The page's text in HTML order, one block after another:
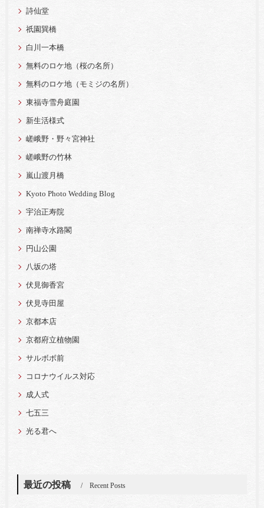
詩仙堂
祇園巽橋
白川一本橋
無料のロケ地（桜の名所）
無料のロケ地（モミジの名所）
東福寺雪舟庭園
新生活様式
嵯峨野・野々宮神社
嵯峨野の竹林
嵐山渡月橋
Kyoto Photo Wedding Blog
宇治正寿院
南禅寺水路閣
円山公園
八坂の塔
伏見御香宮
伏見寺田屋
京都本店
京都府立植物園
サルボボ前
コロナウイルス対応
成人式
七五三
光る君へ
最近の投稿 Recent Posts